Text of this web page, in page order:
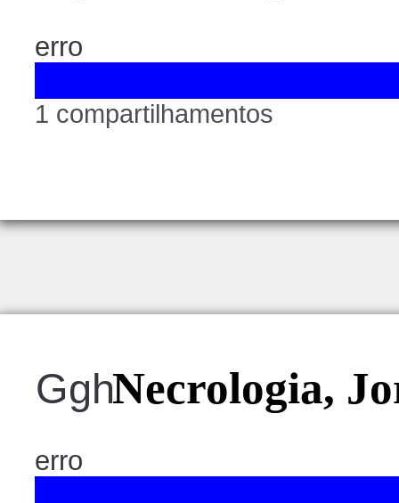
erro
1 compartilhamentos
GghNecrologia,
erro